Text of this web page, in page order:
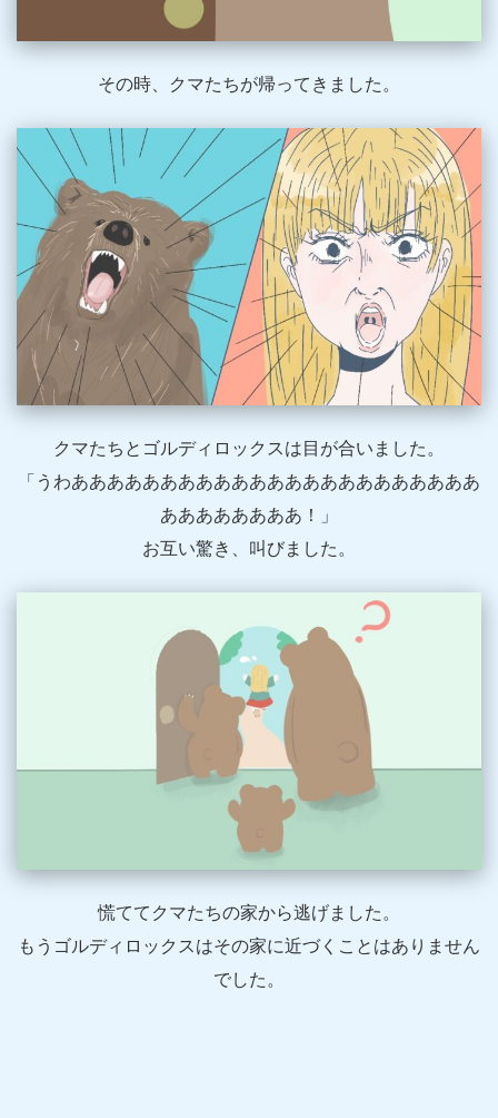
その時、クマたちが帰ってきました。
クマたちとゴルディロックスは目が合いました。
「うわあああああああああああああああああああああああ
ああああああああ！」
お互い驚き、叫びました。
慌ててクマたちの家から逃げました。
もうゴルディロックスはその家に近づくことはありません
でした。